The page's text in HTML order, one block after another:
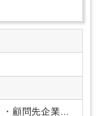
・顧問先企業の